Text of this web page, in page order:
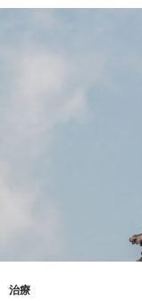
治療